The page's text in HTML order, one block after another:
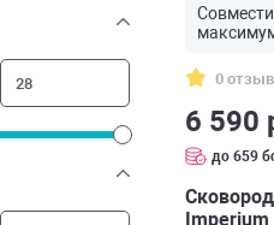
0
6 590
до 659
Imperium